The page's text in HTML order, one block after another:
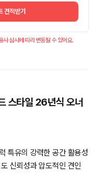
견적받기
사 심사에 따라 변동될 수 있어요.
스타일 26년식 오너
특유의 강력한 공간 활용성
신뢰성과 압도적인 견인